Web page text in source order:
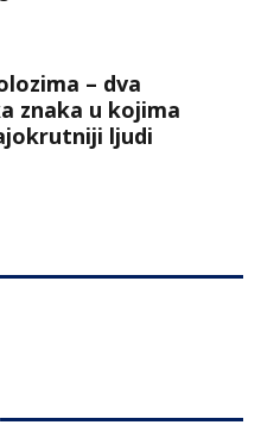
– dva
znaka u kojima
ljudi